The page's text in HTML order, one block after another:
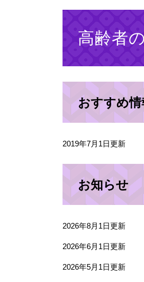
高齢者
おすすめ情
2019年7月1日更新
お知らせ
2026年8月1日更新
2026年6月1日更新
2026年5月1日更新